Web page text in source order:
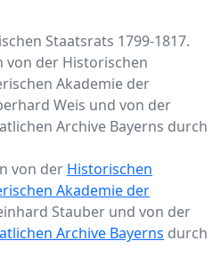
Staatsrats 1799-1817.
von der Historischen
Akademie der
Weis und von der
Archive Bayerns durch
von der Historischen
Akademie der
Stauber und von der
Archive Bayerns durch